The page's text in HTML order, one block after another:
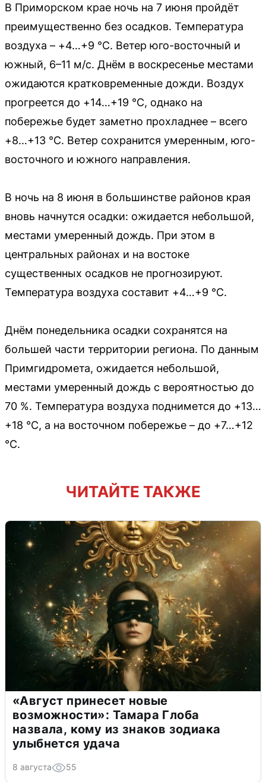
В Приморском крае ночь на 7 июня пройдёт
преимущественно без осадков. Температура
воздуха – +4…+9 °C. Ветер юго-восточный и
южный, 6–11 м/с. Днём в воскресенье местами
ожидаются кратковременные дожди. Воздух
прогреется до +14…+19 °C, однако на
побережье будет заметно прохладнее – всего
+8…+13 °C. Ветер сохранится умеренным, юго-
восточного и южного направления.
В ночь на 8 июня в большинстве районов края
вновь начнутся осадки: ожидается небольшой,
местами умеренный дождь. При этом в
центральных районах и на востоке
существенных осадков не прогнозируют.
Температура воздуха составит +4…+9 °C.
Днём понедельника осадки сохранятся на
большей части территории региона. По данным
Примгидромета, ожидается небольшой,
местами умеренный дождь с вероятностью до
70 %. Температура воздуха поднимется до +13…
+18 °C, а на восточном побережье – до +7…+12
°C.
ЧИТАЙТЕ ТАКЖЕ
«Август принесет новые
возможности»: Тамара Глоба
назвала, кому из знаков зодиака
улыбнется удача
8 августа 55